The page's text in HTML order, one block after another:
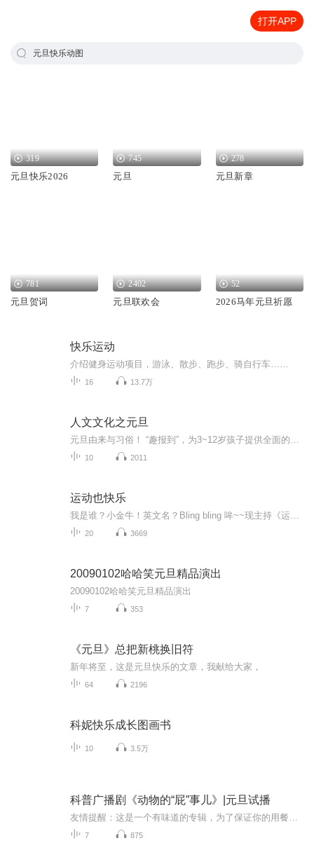
打开APP
元旦快乐动图
319
元旦快乐2026
745
元旦
278
元旦新章
781
元旦贺词
2402
元旦联欢会
52
2026马年元旦祈愿
快乐运动
介绍健身运动项目，游泳、散步、跑步、骑自行车……
16 13.7万
人文文化之元旦
10 2011
运动也快乐
20 3669
20090102哈哈笑元旦精品演出
20090102哈哈笑元旦精品演出
7 353
《元旦》总把新桃换旧符
新年将至，这是元旦快乐的文章，我献给大家，
64 2196
科妮快乐成长图画书
10 3.5万
科普广播剧《动物的“屁”事儿》|元旦试播
7 875